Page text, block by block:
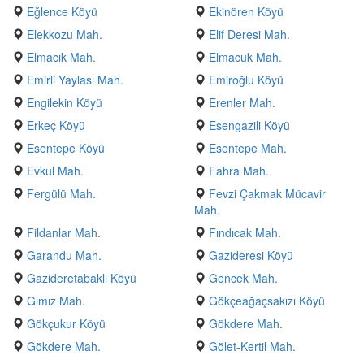
Eğlence Köyü
Ekinören Köyü
Elekkozu Mah.
Elif Deresi Mah.
Elmacık Mah.
Elmacuk Mah.
Emirli Yaylası Mah.
Emiroğlu Köyü
Engilekin Köyü
Erenler Mah.
Erkeç Köyü
Esengazili Köyü
Esentepe Köyü
Esentepe Mah.
Evkul Mah.
Fahra Mah.
Fergülü Mah.
Fevzi Çakmak Mücavir
Mah.
Fildanlar Mah.
Fındıcak Mah.
Garandu Mah.
Gazideresi Köyü
Gazideretabaklı Köyü
Gencek Mah.
Gımız Mah.
Gökçeağaçsakızı Köyü
Gökçukur Köyü
Gökdere Mah.
Gökdere Mah.
Gölet-Kertil Mah.